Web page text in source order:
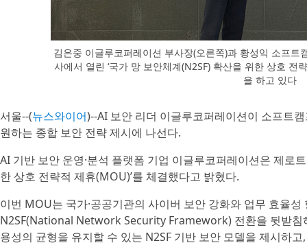
김은중 이글루코퍼레이션 부사장(오른쪽)과 황성익 소프
사에서 열린 ‘국가 망 보안체계(N2SF) 확산을 위한 상호 전
을 하고 있다
서울--(뉴스와이어)--AI 보안 리더 이글루코퍼레이션이 소프트
원하는 종합 보안 전략 제시에 나선다.
AI 기반 보안 운영·분석 플랫폼 기업 이글루코퍼레이션은 제로
한 상호 전략적 제휴(MOU)’를 체결했다고 밝혔다.
이번 MOU는 국가·공공기관의 사이버 보안 강화와 업무 효율
N2SF(National Network Security Framework) 전환을 뒷받침
용성의 균형을 유지할 수 있는 N2SF 기반 보안 모델을 제시하